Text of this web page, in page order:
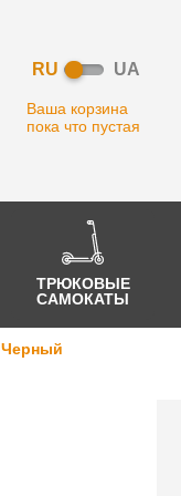
RU UA
Ваша корзина
пока что пустая
ТРЮКОВЫЕ
САМОКАТЫ
Черный